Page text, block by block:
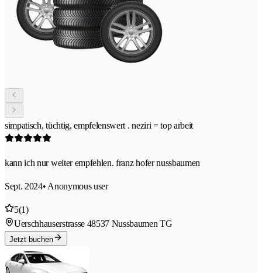
simpatisch, tüchtig, empfelenswert . neziri = top arbeit
kann ich nur weiter empfehlen. franz hofer nussbaumen
Sept. 2024• Anonymous user
5(1)
Uerschhauserstrasse 48537 Nussbaumen TG
Jetzt buchen